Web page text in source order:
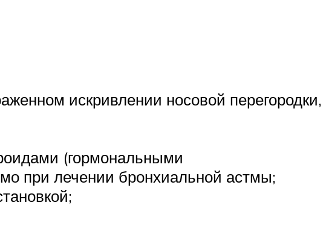
искривлении носовой перегородки,
(гормональными
при лечении бронхиальной астмы;